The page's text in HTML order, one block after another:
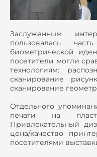
Заслуженным
пользовалась
биометрической
посетители могли
технологиям:
сканирование
сканирование
Отдельного
печати на
Привлекательный
цена/качество
посетителями